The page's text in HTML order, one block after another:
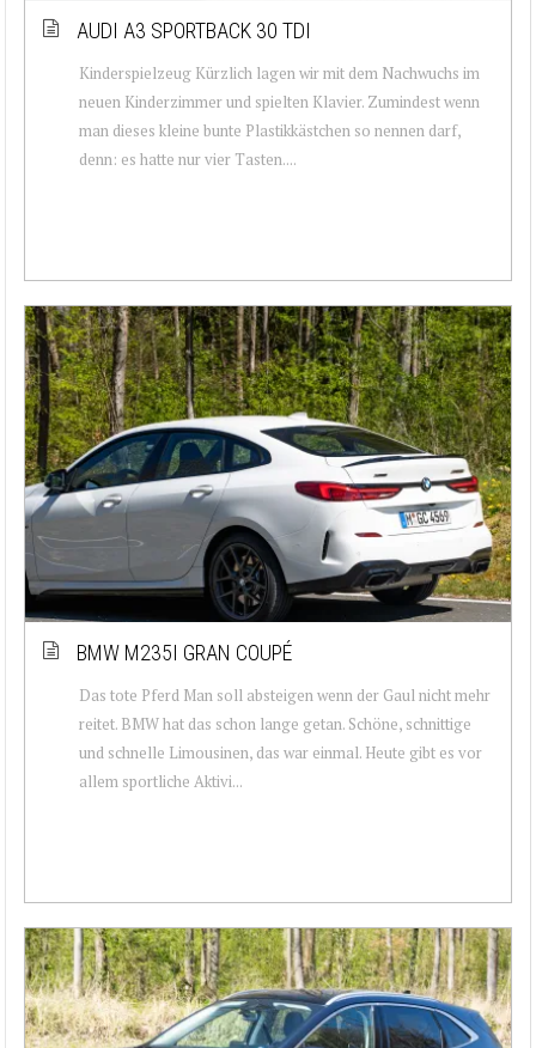
AUDI A3 SPORTBACK 30 TDI
Kinderspielzeug Kürzlich lagen wir mit dem Nachwuchs im
neuen Kinderzimmer und spielten Klavier. Zumindest wenn
man dieses kleine bunte Plastikkästchen so nennen darf,
denn: es hatte nur vier Tasten....
BMW M235I GRAN COUPÉ
Das tote Pferd Man soll absteigen wenn der Gaul nicht mehr
reitet. BMW hat das schon lange getan. Schöne, schnittige
und schnelle Limousinen, das war einmal. Heute gibt es vor
allem sportliche Aktivi...